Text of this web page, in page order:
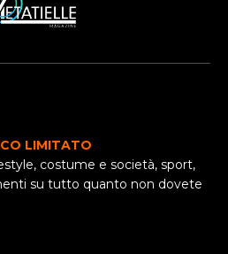
LIMITATO
costume e società, sport,
su tutto quanto non dovete